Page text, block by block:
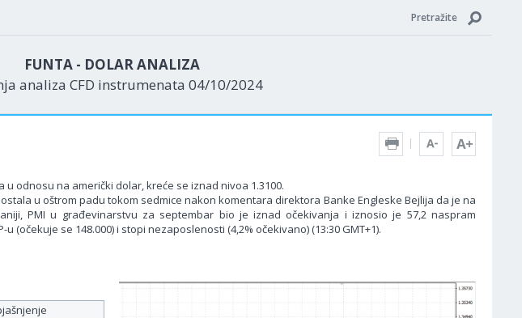
Pretražite
FUNTA - DOLAR ANALIZA
analiza CFD instrumenata 04/10/2024
odnosu na američki dolar, kreće se iznad nivoa 1.3100.
u oštrom padu tokom sedmice nakon komentara direktora Banke Engleske Bejlija da je na
PMI u građevinarstvu za septembar bio je iznad očekivanja i iznosio je 57,2 naspram
(očekuje se 148.000) i stopi nezaposlenosti (4,2% očekivano) (13:30 GMT+1).